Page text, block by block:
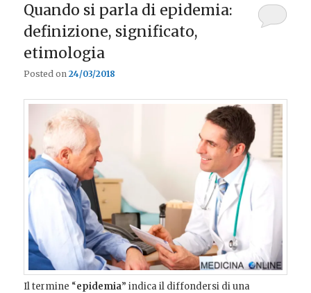
Quando si parla di epidemia:
definizione, significato,
etimologia
Posted on24/03/2018
Il termine “epidemia” indica il diffondersi di una